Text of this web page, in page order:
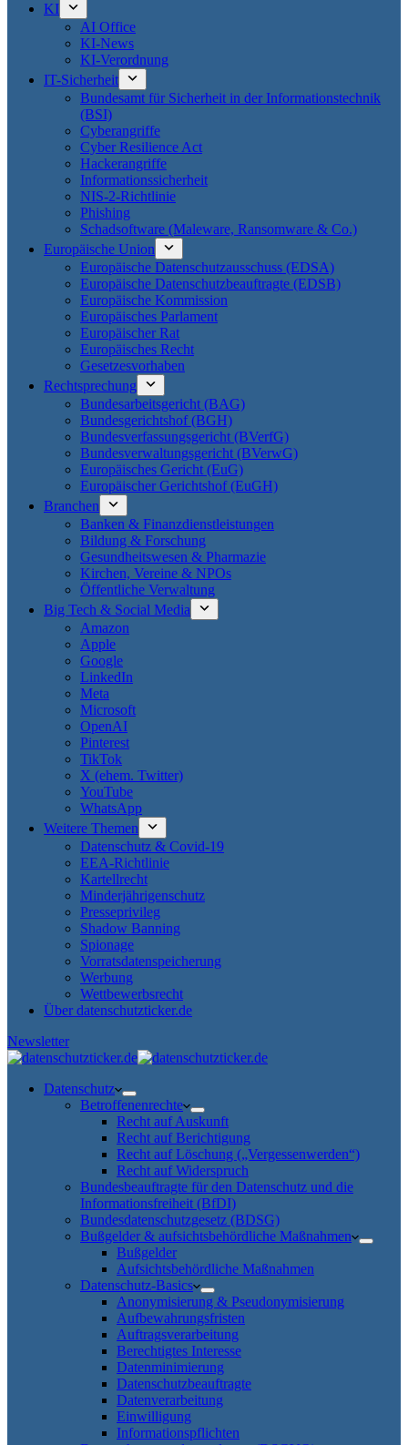
KI
AI Office
KI-News
KI-Verordnung
IT-Sicherheit
Bundesamt für Sicherheit in der Informationstechnik
(BSI)
Cyberangriffe
Cyber Resilience Act
Hackerangriffe
Informationssicherheit
NIS-2-Richtlinie
Phishing
Schadsoftware (Maleware, Ransomware & Co.)
Europäische Union
Europäische Datenschutzausschuss (EDSA)
Europäische Datenschutzbeauftragte (EDSB)
Europäische Kommission
Europäisches Parlament
Europäischer Rat
Europäisches Recht
Gesetzesvorhaben
Rechtsprechung
Bundesarbeitsgericht (BAG)
Bundesgerichtshof (BGH)
Bundesverfassungsgericht (BVerfG)
Bundesverwaltungsgericht (BVerwG)
Europäisches Gericht (EuG)
Europäischer Gerichtshof (EuGH)
Branchen
Banken & Finanzdienstleistungen
Bildung & Forschung
Gesundheitswesen & Pharmazie
Kirchen, Vereine & NPOs
Öffentliche Verwaltung
Big Tech & Social Media
Amazon
Apple
Google
LinkedIn
Meta
Microsoft
OpenAI
Pinterest
TikTok
X (ehem. Twitter)
YouTube
WhatsApp
Weitere Themen
Datenschutz & Covid-19
EEA-Richtlinie
Kartellrecht
Minderjährigenschutz
Presseprivileg
Shadow Banning
Spionage
Vorratsdatenspeicherung
Werbung
Wettbewerbsrecht
Über datenschutzticker.de
Newsletter
Datenschutz
Betroffenenrechte
Recht auf Auskunft
Recht auf Berichtigung
Recht auf Löschung („Vergessenwerden“)
Recht auf Widerspruch
Bundesbeauftragte für den Datenschutz und die
Informationsfreiheit (BfDI)
Bundesdatenschutzgesetz (BDSG)
Bußgelder & aufsichtsbehördliche Maßnahmen
Bußgelder
Aufsichtsbehördliche Maßnahmen
Datenschutz-Basics
Anonymisierung & Pseudonymisierung
Aufbewahrungsfristen
Auftragsverarbeitung
Berechtigtes Interesse
Datenminimierung
Datenschutzbeauftragte
Datenverarbeitung
Einwilligung
Informationspflichten